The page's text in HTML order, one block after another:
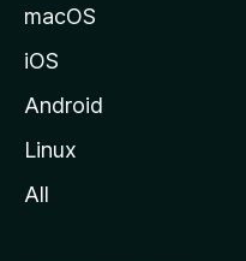
macOS
iOS
Android
Linux
All